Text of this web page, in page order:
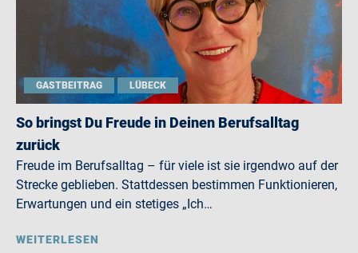
GASTBEITRAG LÜBECK
So bringst Du Freude in Deinen Berufsalltag
zurück
Freude im Berufsalltag – für viele ist sie irgendwo auf der
Strecke geblieben. Stattdessen bestimmen Funktionieren,
Erwartungen und ein stetiges „Ich…
WEITERLESEN